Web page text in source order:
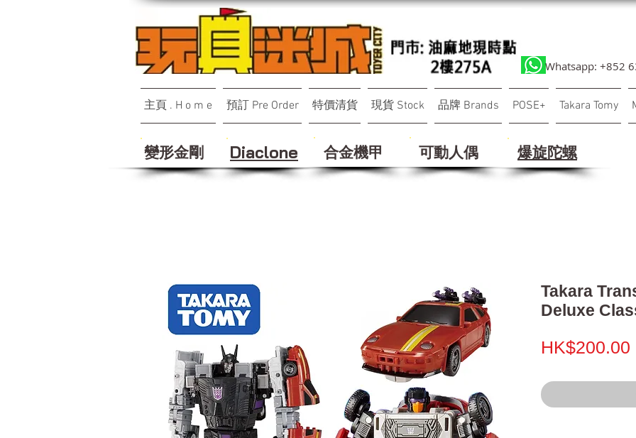
Whatsapp: +852
主頁 . H o m e 預訂 Pre Order 特價清貨 現貨 Stock 品牌 Brands POSE+ Takara Tomy
變形金剛 Diaclone 合金機甲 可動人偶 ​爆旋陀螺
Takara
Deluxe
HK$200.00